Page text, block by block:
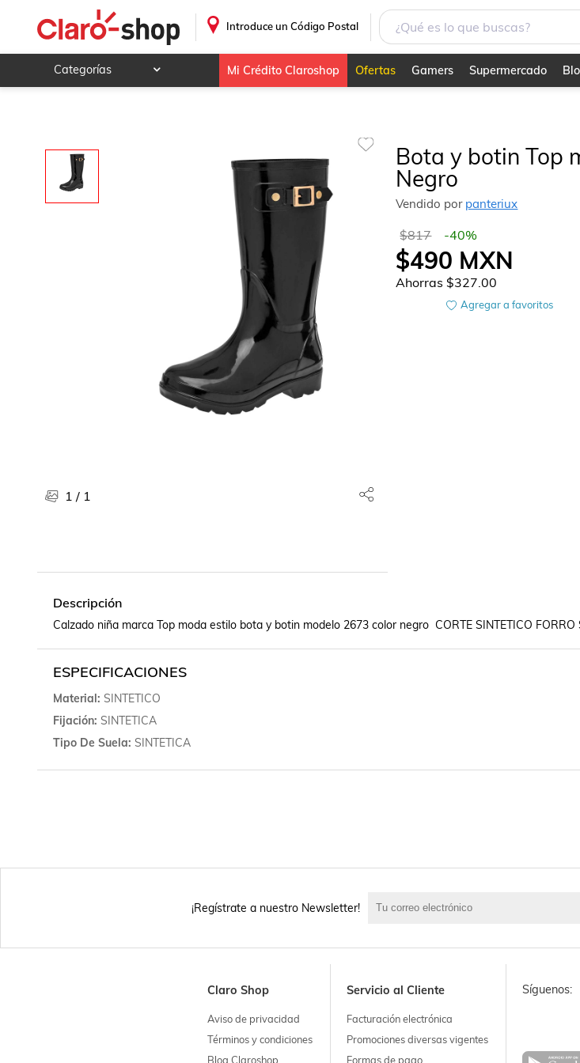
Introduce un Código Postal
Categorías
Hogar y jardín
Deportes y ocio
Animales y mascotas
Películas, series de tv y música
Mi Crédito Claroshop Ofertas Gamers Supermercado
1 / 1
Bota y botin Top
Negro
Vendido por panteriux
$817 -40%
$490 MXN
Ahorras$327.00
Agregar a favoritos
Descripción
Calzado niña marca Top moda estilo bota y botin modelo 2673 color negro  CORTE SINTETICO FORRO
ESPECIFICACIONES
Material SINTETICO
Fijación SINTETICA
Tipo De Suela SINTETICA
¡Regístrate a nuestro Newsletter!
Claro Shop
Aviso de privacidad
Términos y condiciones
Blog Claroshop
Servicio al Cliente
Facturación electrónica
Promociones diversas vigentes
Formas de pago
Síguenos: